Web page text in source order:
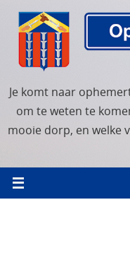
naar
inhoud
Je komt naar
om te weten te
mooie dorp, en welke